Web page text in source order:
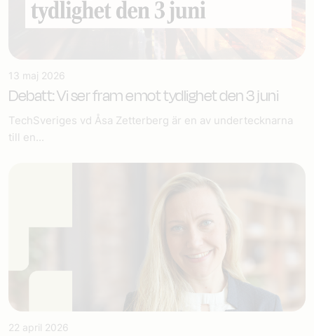
13 maj 2026
Debatt: Vi ser fram emot tydlighet den 3 juni
TechSveriges vd Åsa Zetterberg är en av undertecknarna
till en...
22 april 2026